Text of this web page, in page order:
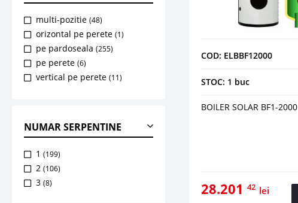
multi-pozitie (48)
orizontal pe perete (1)
pe pardoseala (255)
pe perete (6)
vertical pe perete (11)
NUMAR SERPENTINE
1 (199)
2 (106)
3 (8)
COD: ELBBF12000
STOC: 1 buc
BOILER SOLAR BF1-2000
28.201 42 lei